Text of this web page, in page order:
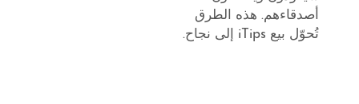
أصدقاءهم. هذه الطرق
تُحوّل بيع iTips إلى نجاح.